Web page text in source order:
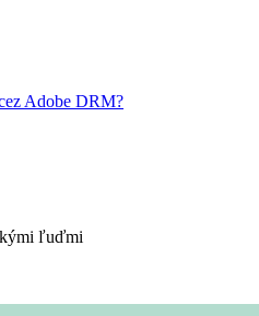
Adobe DRM?
ľuďmi